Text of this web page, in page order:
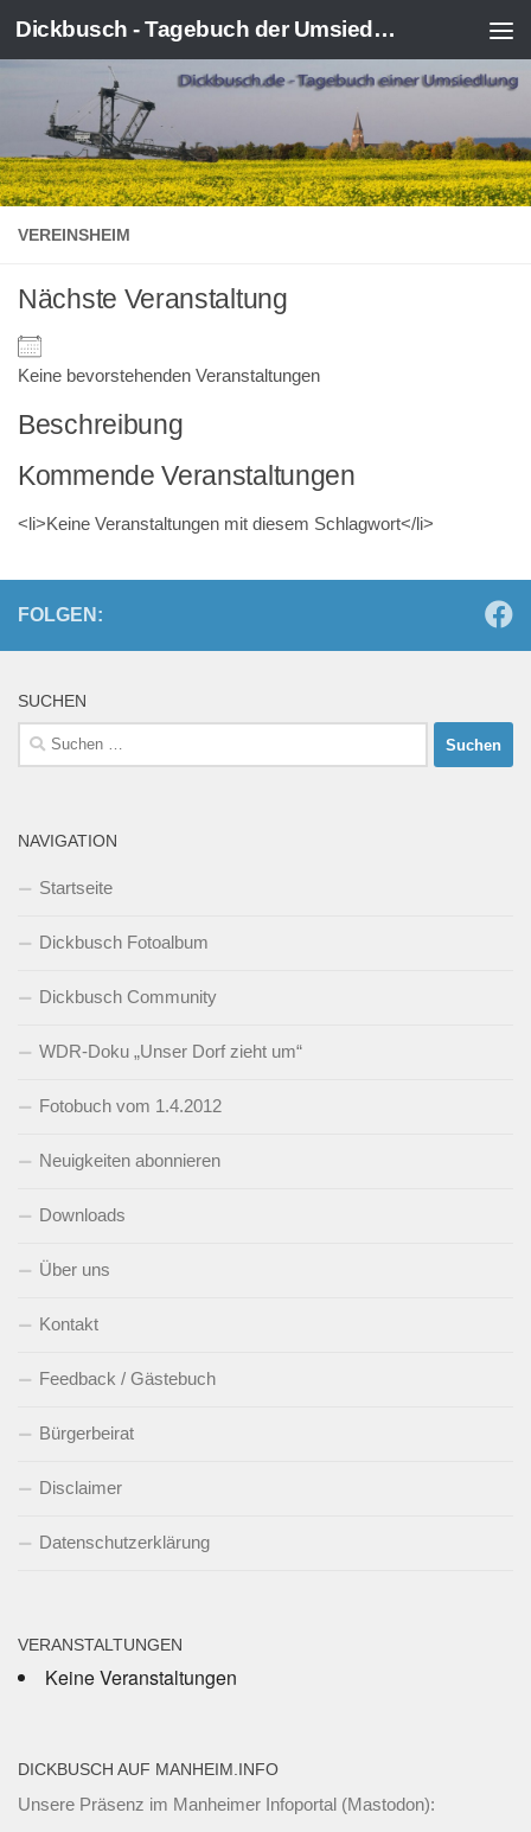
Zum Inhalt springen Dickbusch - Tagebuch der Umsiedlung von Kerpen-Manheim
VEREINSHEIM
Nächste Veranstaltung
Keine bevorstehenden Veranstaltungen
Beschreibung
Kommende Veranstaltungen
<li>Keine Veranstaltungen mit diesem Schlagwort</li>
FOLGEN:
SUCHEN
Suchen
nach:
NAVIGATION
Startseite
Dickbusch Fotoalbum
Dickbusch Community
WDR-Doku „Unser Dorf zieht um“
Fotobuch vom 1.4.2012
Neuigkeiten abonnieren
Downloads
Über uns
Kontakt
Feedback / Gästebuch
Bürgerbeirat
Disclaimer
Datenschutzerklärung
VERANSTALTUNGEN
Keine Veranstaltungen
DICKBUSCH AUF MANHEIM.INFO
Unsere Präsenz im Manheimer Infoportal (Mastodon):